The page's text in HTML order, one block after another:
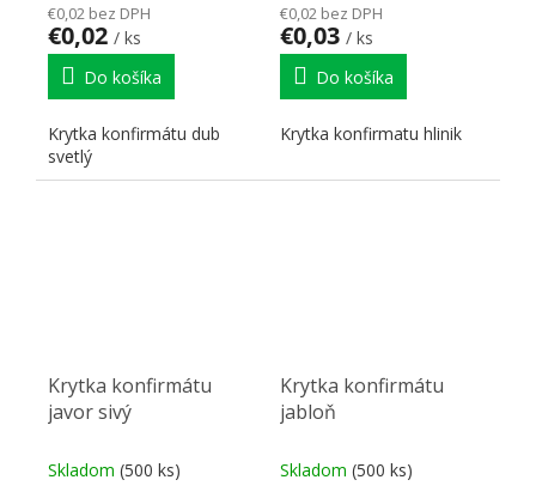
€0,02 bez DPH
€0,02 / ks
Do košíka
Krytka konfirmátu dub
svetlý
€0,02 bez DPH
€0,03 / ks
Do košíka
Krytka konfirmatu hlinik
Krytka konfirmátu
javor sivý
Skladom (500 ks)
Krytka konfirmátu
jabloň
Skladom (500 ks)